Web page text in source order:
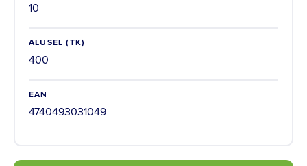
10
ALUSEL (TK)
400
EAN
4740493031049